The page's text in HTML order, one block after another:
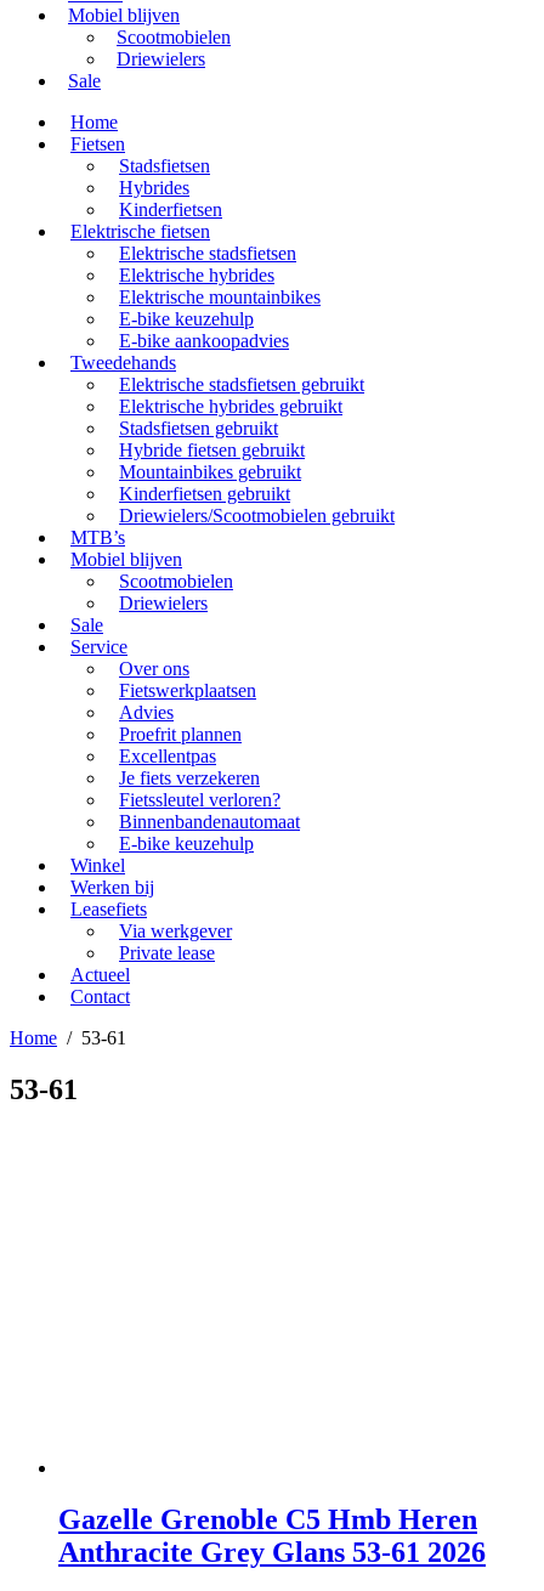
Mobiel blijven
Scootmobielen
Driewielers
Sale
Home
Fietsen
Stadsfietsen
Hybrides
Kinderfietsen
Elektrische fietsen
Elektrische stadsfietsen
Elektrische hybrides
Elektrische mountainbikes
E-bike keuzehulp
E-bike aankoopadvies
Tweedehands
Elektrische stadsfietsen gebruikt
Elektrische hybrides gebruikt
Stadsfietsen gebruikt
Hybride fietsen gebruikt
Mountainbikes gebruikt
Kinderfietsen gebruikt
Driewielers/Scootmobielen gebruikt
MTB’s
Mobiel blijven
Scootmobielen
Driewielers
Sale
Service
Over ons
Fietswerkplaatsen
Advies
Proefrit plannen
Excellentpas
Je fiets verzekeren
Fietssleutel verloren?
Binnenbandenautomaat
E-bike keuzehulp
Winkel
Werken bij
Leasefiets
Via werkgever
Private lease
Actueel
Contact
Home / 53-61
53-61
Gazelle Grenoble C5 Hmb Heren
Anthracite Grey Glans 53-61 2026